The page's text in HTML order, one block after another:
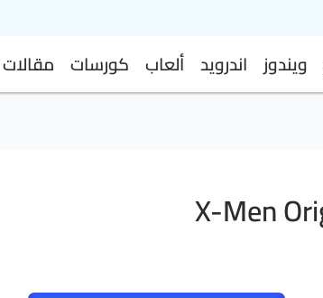
ويندوز اندرويد ألعاب كورسات مقالات